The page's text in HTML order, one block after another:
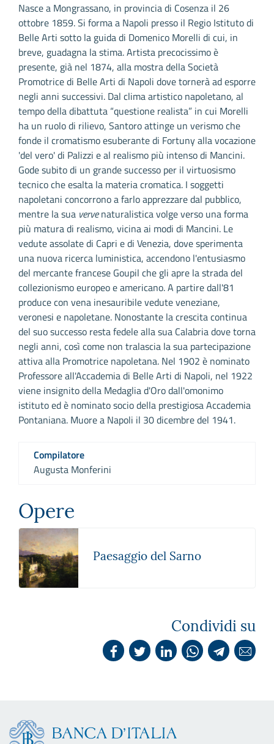
Nasce a Mongrassano, in provincia di Cosenza il 26
ottobre 1859. Si forma a Napoli presso il Regio Istituto di
Belle Arti sotto la guida di Domenico Morelli di cui, in
breve, guadagna la stima. Artista precocissimo è
presente, già nel 1874, alla mostra della Società
Promotrice di Belle Arti di Napoli dove tornerà ad esporre
negli anni successivi. Dal clima artistico napoletano, al
tempo della dibattuta “questione realista” in cui Morelli
ha un ruolo di rilievo, Santoro attinge un verismo che
fonde il cromatismo esuberante di Fortuny alla vocazione
'del vero' di Palizzi e al realismo più intenso di Mancini.
Gode subito di un grande successo per il virtuosismo
tecnico che esalta la materia cromatica. I soggetti
napoletani concorrono a farlo apprezzare dal pubblico,
mentre la sua vervenaturalistica volge verso una forma
più matura di realismo, vicina ai modi di Mancini. Le
vedute assolate di Capri e di Venezia, dove sperimenta
una nuova ricerca luministica, accendono l'entusiasmo
del mercante francese Goupil che gli apre la strada del
collezionismo europeo e americano. A partire dall'81
produce con vena inesauribile vedute veneziane,
veronesi e napoletane. Nonostante la crescita continua
del suo successo resta fedele alla sua Calabria dove torna
negli anni, così come non tralascia la sua partecipazione
attiva alla Promotrice napoletana. Nel 1902 è nominato
Professore all'Accademia di Belle Arti di Napoli, nel 1922
viene insignito della Medaglia d'Oro dall'omonimo
istituto ed è nominato socio della prestigiosa Accademia
Pontaniana. Muore a Napoli il 30 dicembre del 1941.
Compilatore
Augusta Monferini
Opere
Paesaggio del Sarno
Condividi su